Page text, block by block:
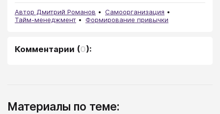
Автор Дмитрий Романов
Самоорганизация
Тайм-менеджмент
Формирование привычки
Комментарии (0):
Материалы по теме: